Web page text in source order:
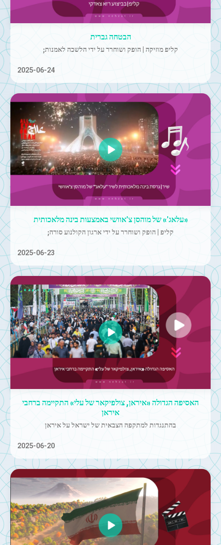
הבטחה גברית
קליפ מוזיקה | הופק ושוחרר על ידי הלשכה לאמנות;
2025-06-24
«עלאג'» של מוהסן צ'אוושי באמצעות בינה מלאכותית
קליפ | הופק ושוחרר על ידי ארגון הקולנוע סורה;
2025-06-23
האסיפה הגדולה «איראן, צולפיקאר של עלי» התקיימה ברחבי
איראן
בהתנגדות למתקפה הצבאית של ישראל על איראן
2025-06-20